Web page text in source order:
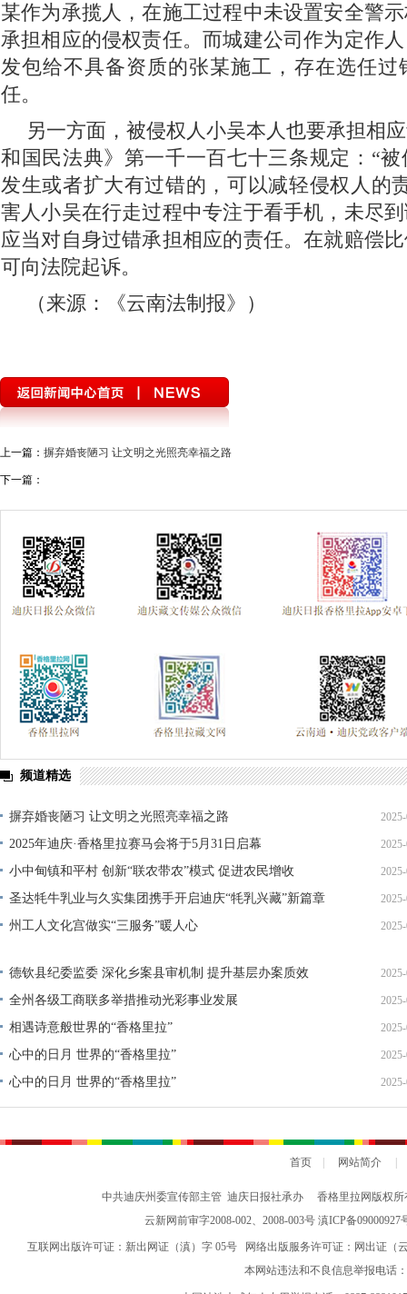
某作为承揽人，在施工过程中未设置安全警
承担相应的侵权责任。而城建公司作为定作
发包给不具备资质的张某施工，存在选任过
任。
另一方面，被侵权人小吴本人也要承担相
和国民法典》第一千一百七十三条规定：“
发生或者扩大有过错的，可以减轻侵权人的
害人小吴在行走过程中专注于看手机，未尽
应当对自身过错承担相应的责任。在就赔偿
可向法院起诉。
（来源：《云南法制报》）
上一篇： 摒弃婚丧陋习 让文明之光照亮幸福之路
下一篇：
频道精选
摒弃婚丧陋习 让文明之光照亮幸福之路
2025年迪庆·香格里拉赛马会将于5月31日启幕
小中甸镇和平村 创新“联农带农”模式 促进农民增收
圣达牦牛乳业与久实集团携手开启迪庆“牦乳兴藏”新篇章
州工人文化宫做实“三服务”暖人心
德钦县纪委监委 深化乡案县审机制 提升基层办案质效
全州各级工商联多举措推动光彩事业发展
相遇诗意般世界的“香格里拉”
心中的日月 世界的“香格里拉”
心中的日月 世界的“香格里拉”